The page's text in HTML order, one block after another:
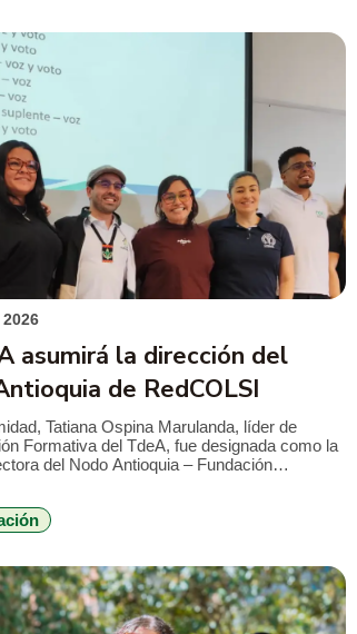
asumirá la dirección del
de RedCOLSI
Tatiana Ospina Marulanda, líder de
Formativa del TdeA, fue designada como la
del Nodo Antioquia – Fundación
que un profesional de la Institución